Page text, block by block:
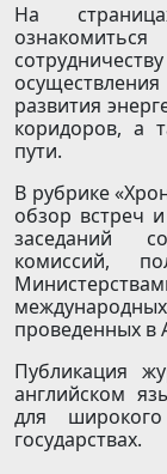
На
развития
коридоров, а
пути.
В рубрике
обзор встреч
заседаний
комиссий,
проведенных в
Публикация
английском
для
государствах.